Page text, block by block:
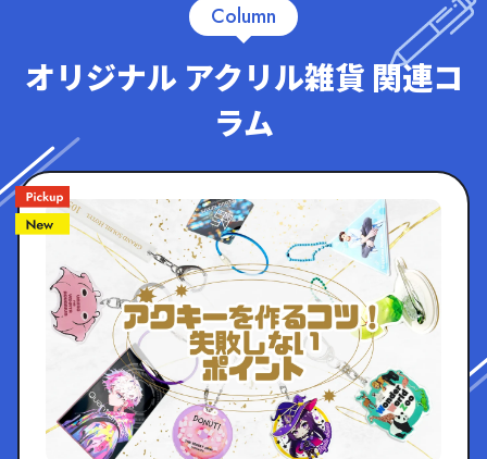
で、スマホの落下率も低く、安全にお使いい
オリジナルアクリルスマホグリップのアクリ
ル部分にサイズ規定はありますか？
スタッフ
オリジナルアクリルスマホグリップは、ダイ
カット対応ですが、フリップに対してアクリ
ルパーツが大きすぎてしまうことを防ぐた
め、想定最大サイズを設けております。また
グリップの貼り付けエリアより、小さいサイ
ズや貼り付けエリアにかかる形状のカットは
できません。
Column
オリジナル アクリル雑貨 関連コ
ラム